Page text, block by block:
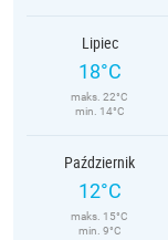
Lipiec
18°C
maks. 22°C
min. 14°C
Październik
12°C
maks. 15°C
min. 9°C